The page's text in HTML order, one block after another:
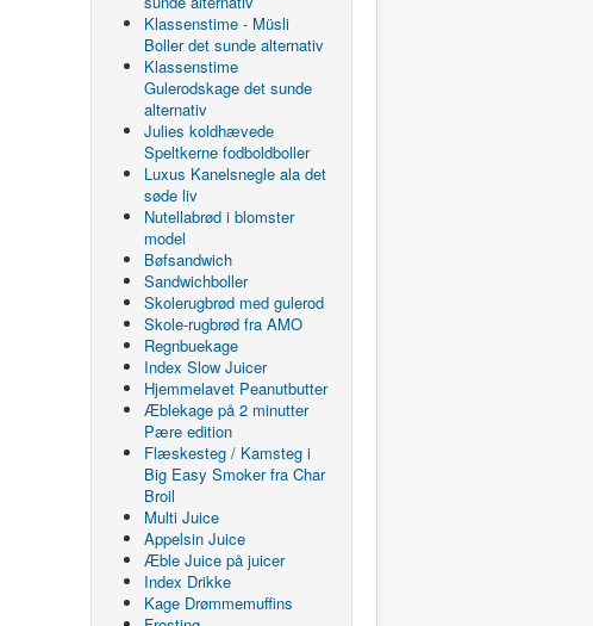
Klassenstime - Müsli
Boller det sunde alternativ
Klassenstime
Gulerodskage det sunde
alternativ
Julies koldhævede
Speltkerne fodboldboller
Luxus Kanelsnegle ala det
søde liv
Nutellabrød i blomster
model
Bøfsandwich
Sandwichboller
Skolerugbrød med gulerod
Skole-rugbrød fra AMO
Regnbuekage
Index Slow Juicer
Hjemmelavet Peanutbutter
Æblekage på 2 minutter
Pære edition
Flæskesteg / Kamsteg i
Big Easy Smoker fra Char
Broil
Multi Juice
Appelsin Juice
Æble Juice på juicer
Index Drikke
Kage Drømmemuffins